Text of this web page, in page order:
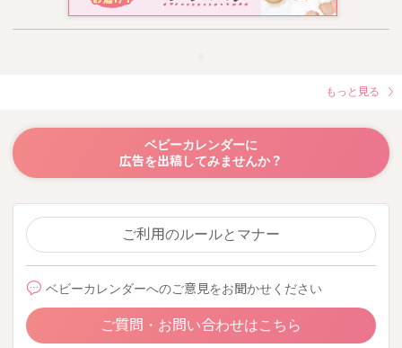
もっと見る
ベビーカレンダーに
広告を出稿してみませんか？
ご利用のルールとマナー
ベビーカレンダーへのご意見をお聞かせください
ご質問・お問い合わせはこちら